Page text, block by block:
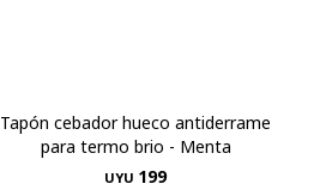
Tapón cebador hueco antiderrame
para termo brio - Menta
UYU 199